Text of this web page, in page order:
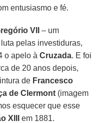
entusiasmo e fé.
VII
– um
pelas investiduras,
o apelo àCruzada. E foi
de 20 anos depois,
de Francesco
de Clermont (imagem
esquecer que esse
XIII em 1881.